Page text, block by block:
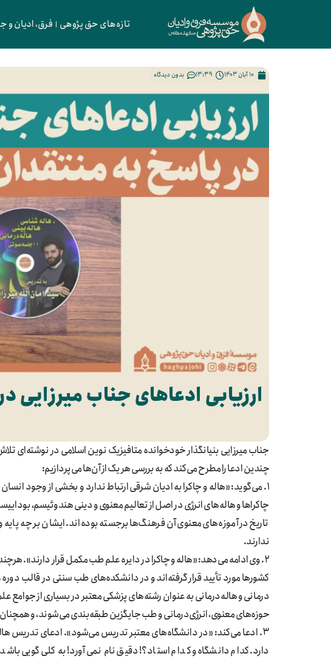
تازه‌های حق پژوهی فرق، ادیان و
10 آبان 1403 13:39 بدون دیدگاه
ارزیابی ادعاهای جناب میرزایی
جناب میرزایی بنیانگذار خودخوانده متافیزیک نوین اسلامی در نوشته‌ای
چندین ادعا را مطرح می‌کند که به بررسی هر یک از آن‌ها می‌پردازیم:
۱. می‌گوید: «هاله و چاکرا به ادیان شرقی ارتباط ندارد و بخشی از وجود
چاکراها و هاله‌های انرژی در اصل از تعالیم معنوی و دینی هندوئیسم،
تاریخ در آموزه‌های معنوی آن فرهنگ‌ها برجسته بوده‌اند. ایشان بر چه
ندارند.
۲. وی ادامه می‌دهد: «هاله و چاکرا در دایره علم طب مکمل قرار دارند».
کشورها مورد تأیید قرار گرفته‌اند و در دانشکده‌های طب سنتی در قالب
درمانی و هاله‌درمانی به عنوان رشته‌های پزشکی معتبر در بسیاری از جوامع
حوزه‌های معنوی، انرژی‌درمانی و طب جایگزین طبقه‌بندی می‌شوند، و همچنان
۳. ادعا می‌کند: «در دانشگاه‌های معتبر تدریس می‌شود». ادعای تدریس
دارد. کدام دانشگاه و کدام استاد؟! دقیق نام نمی‌آورد! به کلی‌گویی